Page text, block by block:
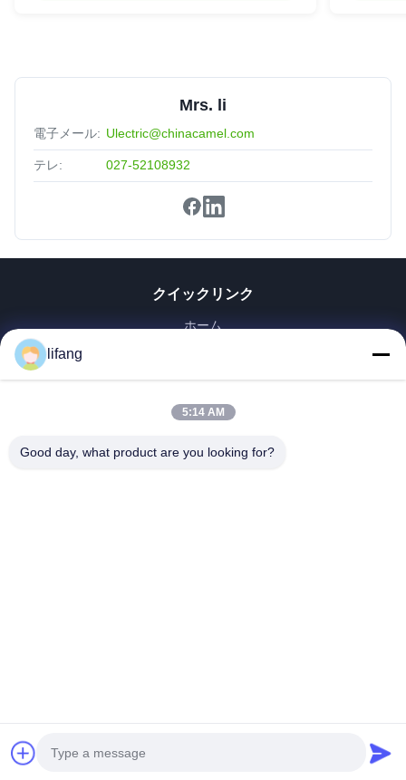
Mrs. li
電子メール: Ulectric@chinacamel.com
テレ: 027-52108932
クイックリンク
ホーム
会社案内
お問い合わせ
lifang
5:14 AM
Good day, what product are you looking for?